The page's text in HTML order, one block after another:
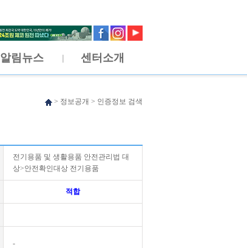
알림뉴스 센터소개
> 정보공개 > 인증정보 검색
전기용품 및 생활용품 안전관리법 대
상>안전확인대상 전기용품
적합
-